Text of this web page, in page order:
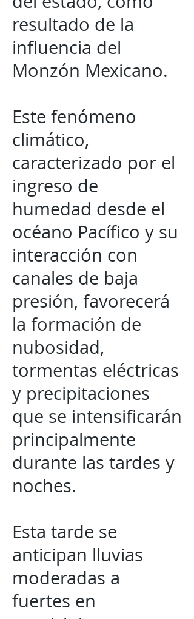
resultado de la
influencia del
Monzón Mexicano.
Este fenómeno
climático,
caracterizado por el
ingreso de
humedad desde el
océano Pacífico y su
interacción con
canales de baja
presión, favorecerá
la formación de
nubosidad,
tormentas eléctricas
y precipitaciones
que se intensificarán
principalmente
durante las tardes y
noches.
Esta tarde se
anticipan lluvias
moderadas a
fuertes en